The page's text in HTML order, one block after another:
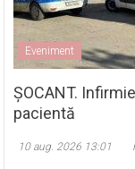
Eveniment
ȘOCANT.
pacientă
10 aug. 2026 13:01